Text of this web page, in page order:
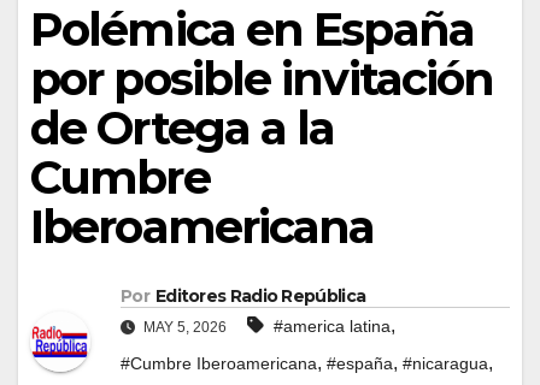
Polémica en España
por posible invitación
de Ortega a la
Cumbre
Iberoamericana
Por Editores Radio República
MAY 5, 2026 #america latina,
#Cumbre Iberoamericana, #españa, #nicaragua,